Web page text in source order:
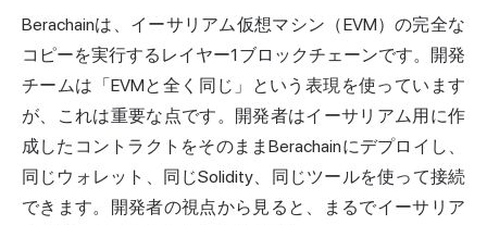
Berachainは、イーサリアム仮想マシン（EVM）の完全な
コピーを実行するレイヤー1ブロックチェーンです。開発
チームは「EVMと全く同じ」という表現を使っています
が、これは重要な点です。開発者はイーサリアム用に作
成したコントラクトをそのままBerachainにデプロイし、
同じウォレット、同じSolidity、同じツールを使って接続
できます。開発者の視点から見ると、まるでイーサリア